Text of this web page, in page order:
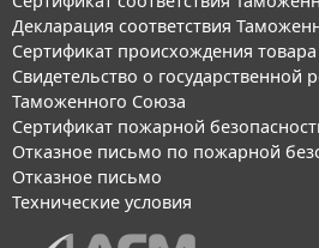
Декларация соответствия
Сертификат происхождения товара
Свидетельство о государственной
Таможенного Союза
Сертификат пожарной
Отказное письмо по пожарной
Отказное письмо
Технические условия